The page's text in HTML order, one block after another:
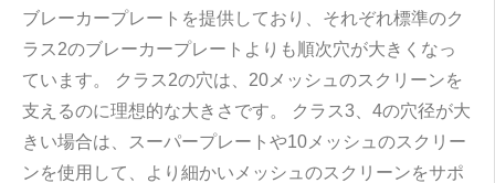
ブレーカープレートを提供しており、それぞれ標準のク
ラス2のブレーカープレートよりも順次穴が大きくなっ
ています。 クラス2の穴は、20メッシュのスクリーンを
支えるのに理想的な大きさです。 クラス3、4の穴径が大
きい場合は、スーパープレートや10メッシュのスクリー
ンを使用して、より細かいメッシュのスクリーンをサポ